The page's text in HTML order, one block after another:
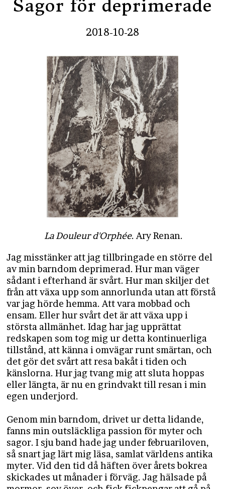
Sagor för deprimerade
2018-10-28
La Douleur d'Orphée. Ary Renan.
Jag misstänker att jag tillbringade en större del
av min barndom deprimerad. Hur man väger
sådant i efterhand är svårt. Hur man skiljer det
från att växa upp som annorlunda utan att förstå
var jag hörde hemma. Att vara mobbad och
ensam. Eller hur svårt det är att växa upp i
största allmänhet. Idag har jag upprättat
redskapen som tog mig ur detta kontinuerliga
tillstånd, att känna i omvägar runt smärtan, och
det gör det svårt att resa bakåt i tiden och
känslorna. Hur jag tvang mig att sluta hoppas
eller längta, är nu en grindvakt till resan i min
egen underjord.
Genom min barndom, drivet ur detta lidande,
fanns min outsläckliga passion för myter och
sagor. I sju band hade jag under februariloven,
så snart jag lärt mig läsa, samlat världens antika
myter. Vid den tid då häften över årets bokrea
skickades ut månader i förväg. Jag hälsade på